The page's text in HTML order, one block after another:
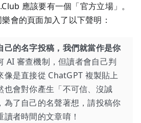
應該要有一個「官方立場」。
會的頁面加入了以下聲明：
己的名字投稿，我們就當作是你
AI 審查機制，但讀者會自己判
像是直接從 ChatGPT 複製貼上
也會對你產生「不可信、沒誠
為了自己的名聲著想，請投稿你
者時間的文章唷！